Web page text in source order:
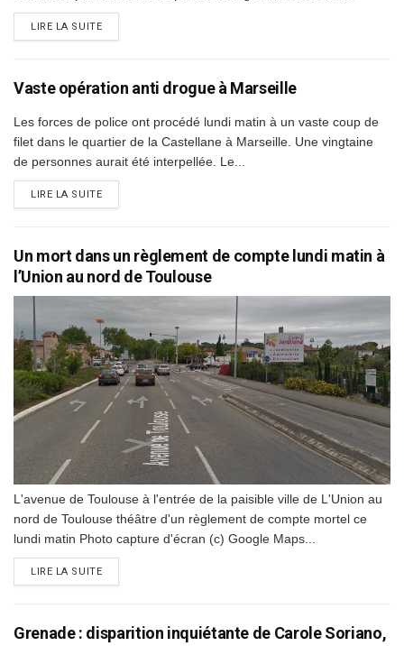
LIRE LA SUITEDETAILS
Vaste opération anti drogue à Marseille
Les forces de police ont procédé lundi matin à un vaste coup de
filet dans le quartier de la Castellane à Marseille. Une vingtaine
de personnes aurait été interpellée. Le...
LIRE LA SUITEDETAILS
Un mort dans un règlement de compte lundi matin à
l’Union au nord de Toulouse
L'avenue de Toulouse à l'entrée de la paisible ville de L'Union au
nord de Toulouse théâtre d'un règlement de compte mortel ce
lundi matin Photo capture d'écran (c) Google Maps...
LIRE LA SUITEDETAILS
Grenade : disparition inquiétante de Carole Soriano,